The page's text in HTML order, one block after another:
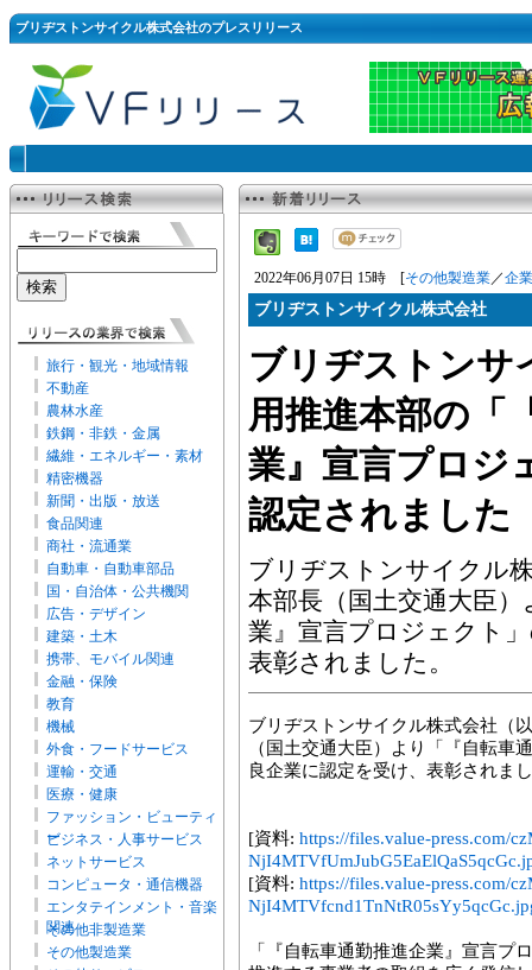
ブリヂストンサイクル株式会社のプレスリリース
旅行・観光・地域情報
不動産
農林水産
鉄鋼・非鉄・金属
繊維・エネルギー・素材
精密機器
新聞・出版・放送
食品関連
商社・流通業
自動車・自動車部品
国・自治体・公共機関
広告・デザイン
建築・土木
携帯、モバイル関連
金融・保険
教育
機械
外食・フードサービス
運輸・交通
医療・健康
ファッション・ビューティ
ー
ビジネス・人事サービス
ネットサービス
コンピュータ・通信機器
エンタテインメント・音楽
関連
その他非製造業
その他製造業
2022年06月07日 15時 [その他製造業／企
ブリヂストンサイクル株式会社
ブリヂストンサ
用推進本部の「
業』宣言プロジ
認定されました
ブリヂストンサイクル
本部長（国土交通大臣
業』宣言プロジェクト
表彰されました。
ブリヂストンサイクル株式会社（
（国土交通大臣）より「『自転車
良企業に認定を受け、表彰されま
[資料: https://files.value-press.com/
[資料: https://files.value-press.com/
「『自転車通勤推進企業』宣言プ